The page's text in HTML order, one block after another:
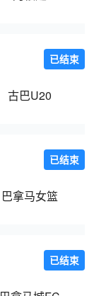
古巴U20
已结束
巴拿马女篮
已结束
已结束